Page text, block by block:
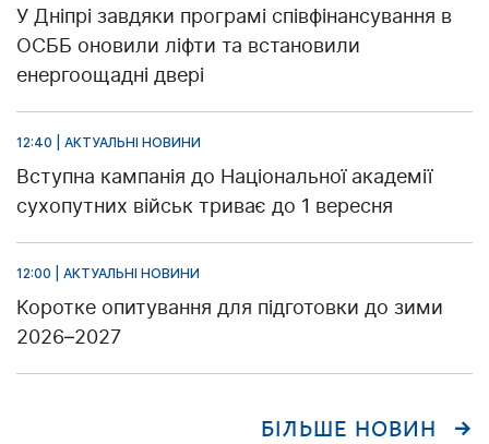
У Дніпрі завдяки програмі співфінансування в
ОСББ оновили ліфти та встановили
енергоощадні двері
12:40 | АКТУАЛЬНІ НОВИНИ
Вступна кампанія до Національної академії
сухопутних військ триває до 1 вересня
12:00 | АКТУАЛЬНІ НОВИНИ
Коротке опитування для підготовки до зими
2026–2027
БІЛЬШЕ НОВИН